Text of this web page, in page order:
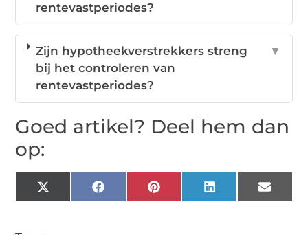
rentevastperiodes?
Zijn hypotheekverstrekkers streng
bij het controleren van
rentevastperiodes?
▼
Goed artikel? Deel hem dan
op:
X
(Twitter)
FacebookPinterestLinkedIn Email